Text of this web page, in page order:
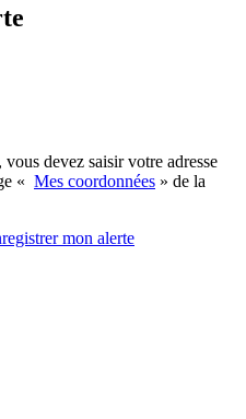
devez saisir votre adresse
« Mes coordonnées » de la
mon alerte